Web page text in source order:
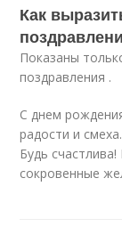
Как
Показаны
поздравления .
С днем
радости и
Будь
сокровенные